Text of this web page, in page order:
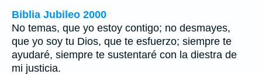
Biblia Jubileo 2000
No temas, que yo estoy contigo; no desmayes,
que yo soy tu Dios, que te esfuerzo; siempre te
ayudaré, siempre te sustentaré con la diestra de
mi justicia.